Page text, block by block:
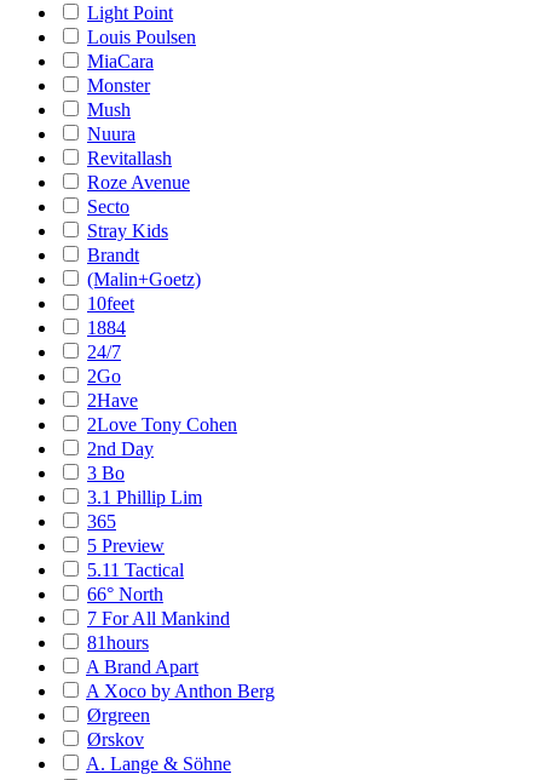
Light Point
Louis Poulsen
MiaCara
Monster
Mush
Nuura
Revitallash
Roze Avenue
Secto
Stray Kids
Brandt
(Malin+Goetz)
10feet
1884
24/7
2Go
2Have
2Love Tony Cohen
2nd Day
3 Bo
3.1 Phillip Lim
365
5 Preview
5.11 Tactical
66° North
7 For All Mankind
81hours
A Brand Apart
A Xoco by Anthon Berg
Ørgreen
Ørskov
A. Lange & Söhne